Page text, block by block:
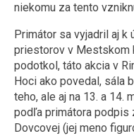
niekomu za tento
Primátor sa vyjadril aj k
priestorov v Mestskom
podotkol, táto akcia v
Hoci ako povedal, sála
teho, ale aj na 13. a 14.
podľa primátora podpis
Dovcovej (jej meno